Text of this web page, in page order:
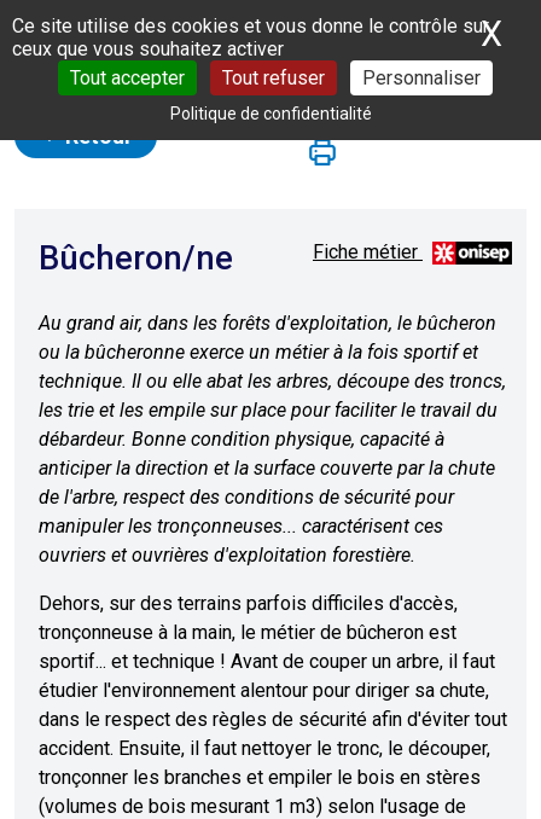
Panneau de gestion des cookies
Ce site utilise des cookies et vous donne le contrôle sur
ceux que vous souhaitez activer
Tout accepter
Tout refuser Personnaliser
Politique de confidentialité
X
Retour
Bûcheron/ne Fiche métier
Au grand air, dans les forêts d'exploitation, le bûcheron
ou la bûcheronne exerce un métier à la fois sportif et
technique. Il ou elle abat les arbres, découpe des troncs,
les trie et les empile sur place pour faciliter le travail du
débardeur. Bonne condition physique, capacité à
anticiper la direction et la surface couverte par la chute
de l'arbre, respect des conditions de sécurité pour
manipuler les tronçonneuses... caractérisent ces
ouvriers et ouvrières d'exploitation forestière.
Dehors, sur des terrains parfois difficiles d'accès,
tronçonneuse à la main, le métier de bûcheron est
sportif... et technique ! Avant de couper un arbre, il faut
étudier l'environnement alentour pour diriger sa chute,
dans le respect des règles de sécurité afin d'éviter tout
accident. Ensuite, il faut nettoyer le tronc, le découper,
tronçonner les branches et empiler le bois en stères
(volumes de bois mesurant 1 m3) selon l'usage de